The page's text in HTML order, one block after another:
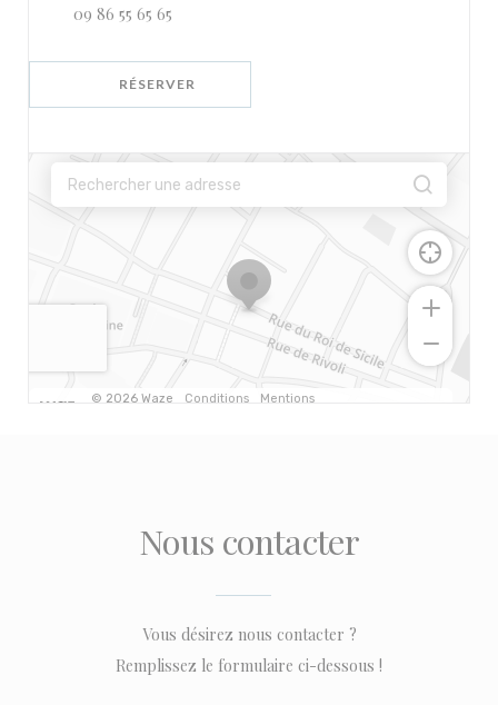
09 86 55 65 65
RÉSERVER
Nous contacter
Vous désirez nous contacter ?
Remplissez le formulaire ci-dessous !